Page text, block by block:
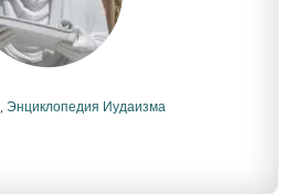
Энциклопедия Иудаизма